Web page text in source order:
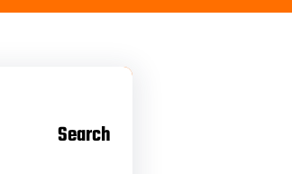
Search